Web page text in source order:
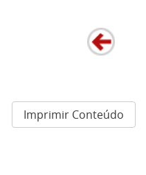
Imprimir Conteúdo